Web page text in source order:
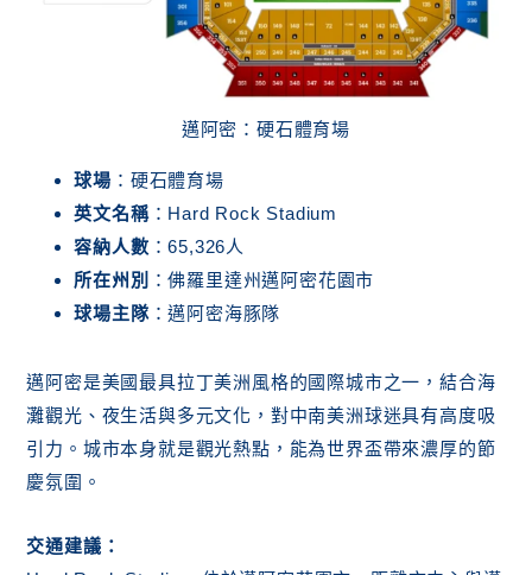
邁阿密：硬石體育場
球場 ：硬石體育場
英文名稱：Hard Rock Stadium
容納人數 ：65,326人
所在州別
：佛羅里達州邁阿密花園市
球場主隊：邁阿密海豚隊
邁阿密是美國最具拉丁美洲風格的國際城市之一，結合海
灘觀光、夜生活與多元文化，對中南美洲球迷具有高度吸
引力。城市本身就是觀光熱點，能為世界盃帶來濃厚的節
慶氛圍。
交通建議：